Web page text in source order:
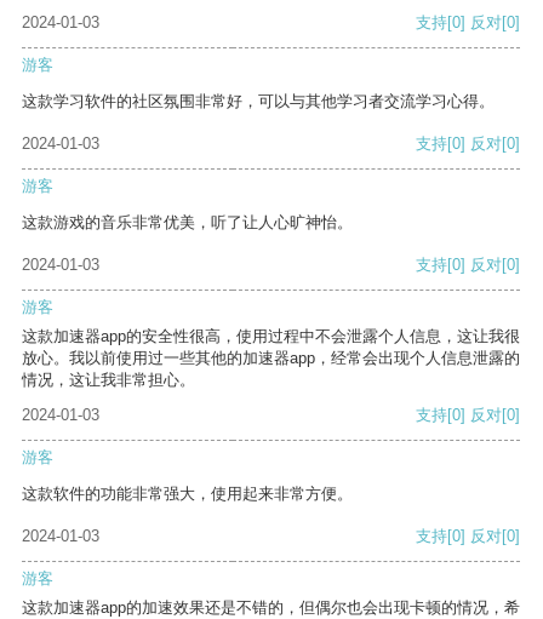
2024-01-03
支持[0] 反对[0]
游客
这款学习软件的社区氛围非常好，可以与其他学习者交流学习心得。
2024-01-03 支持[0] 反对[0]
游客
这款游戏的音乐非常优美，听了让人心旷神怡。
2024-01-03 支持[0] 反对[0]
游客
这款加速器app的安全性很高，使用过程中不会泄露个人信息，这让我很
放心。我以前使用过一些其他的加速器app，经常会出现个人信息泄露的
情况，这让我非常担心。
2024-01-03
支持[0] 反对[0]
游客
这款软件的功能非常强大，使用起来非常方便。
2024-01-03 支持[0] 反对[0]
游客
这款加速器app的加速效果还是不错的，但偶尔也会出现卡顿的情况，希